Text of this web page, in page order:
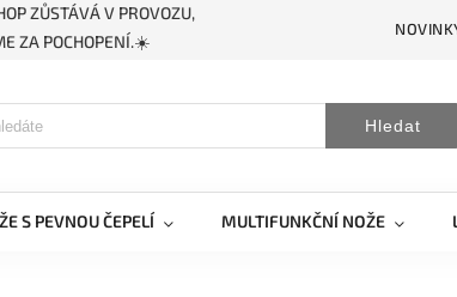
ZŮSTÁVÁ V PROVOZU,
ZA POCHOPENÍ.☀️
Hledat
S PEVNOU ČEPELÍ MULTIFUNKČNÍ NOŽE